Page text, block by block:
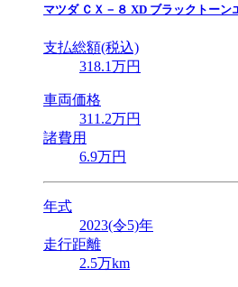
マツダ ＣＸ－８ XD ブラックトーン
支払総額(税込)
318.1万円
車両価格
311 .2万円
諸費用
6.9万円
年式
2023(令5)年
走行距離
2.5万km